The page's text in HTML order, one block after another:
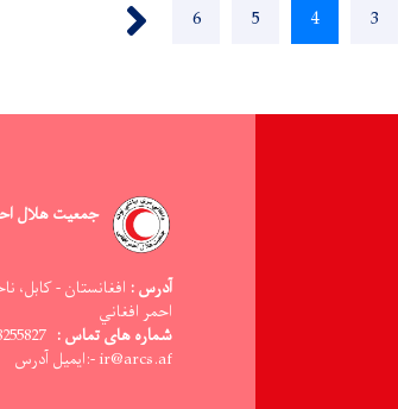
Page
3
Current
4
Page
5
Page
6
جمعیت هلال
آدرس : افغانستان - کابل،
احمر افغاني
شماره های تماس : 0708255827-0708255854
ir@arcs.af -:ایمیل آدرس